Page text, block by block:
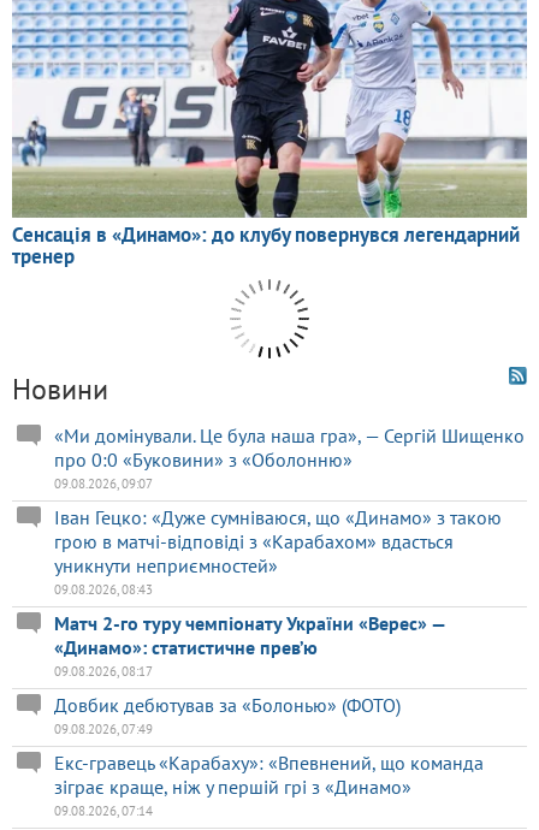
Новини
«Ми домінували. Це була наша гра», — Сергій Шищенко
про 0:0 «Буковини» з «Оболонню»
09.08.2026, 09:07
Іван Гецко: «Дуже сумніваюся, що «Динамо» з такою
грою в матчі-відповіді з «Карабахом» вдасться
уникнути неприємностей»
09.08.2026, 08:43
Матч 2-го туру чемпіонату України «Верес» —
«Динамо»: статистичне прев’ю
09.08.2026, 08:17
Довбик дебютував за «Болонью» (ФОТО)
09.08.2026, 07:49
Екс-гравець «Карабаху»: «Впевнений, що команда
зіграє краще, ніж у першій грі з «Динамо»
09.08.2026, 07:14